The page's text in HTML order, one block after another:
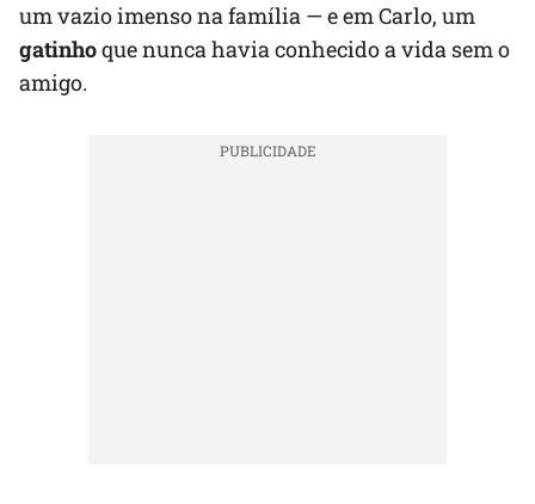
um vazio imenso na família — e em Carlo, um
gatinhoque nunca havia conhecido a vida sem o
amigo.